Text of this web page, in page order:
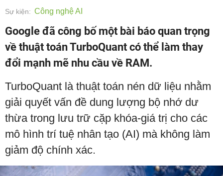
Sự kiện: Công nghệ AI
Google đã công bố một bài báo quan trọng
về thuật toán TurboQuant có thể làm thay
đổi mạnh mẽ nhu cầu về RAM.
TurboQuant là thuật toán nén dữ liệu nhằm
giải quyết vấn đề dung lượng bộ nhớ dư
thừa trong lưu trữ cặp khóa-giá trị cho các
mô hình trí tuệ nhân tạo (AI) mà không làm
giảm độ chính xác.